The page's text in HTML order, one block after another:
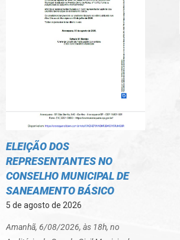
ELEIÇÃO DOS
REPRESENTANTES NO
CONSELHO MUNICIPAL DE
SANEAMENTO BÁSICO
5 de agosto de 2026
Amanhã, 6/08/2026, às 18h, no